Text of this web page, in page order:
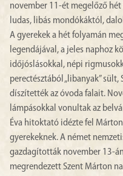
november 11-ét megelőző
ludas, libás mondókáktól,
A gyerekek a hét folyamán
legendájával, a jeles naphoz
időjóslásokkal, népi
perectésztából „libanyak”
díszítették az óvoda falait.
lámpásokkal vonultak az
Éva hitoktató idézte fel
gyerekeknek. A német
gazdagították november 13-
megrendezett Szent Márton